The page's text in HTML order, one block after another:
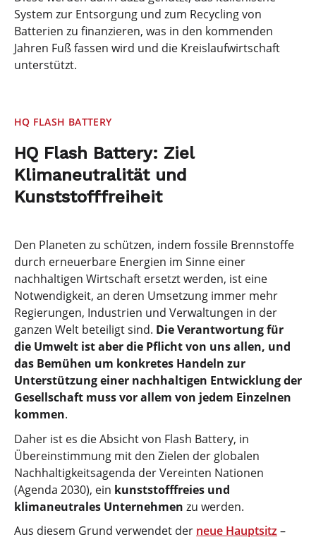
System zur Entsorgung und zum Recycling von
Batterien zu finanzieren, was in den kommenden
Jahren Fuß fassen wird und die Kreislaufwirtschaft
unterstützt.
HQ FLASH BATTERY
HQ Flash Battery: Ziel
Klimaneutralität und
Kunststofffreiheit
Den Planeten zu schützen, indem fossile Brennstoffe
durch erneuerbare Energien im Sinne einer
nachhaltigen Wirtschaft ersetzt werden, ist eine
Notwendigkeit, an deren Umsetzung immer mehr
Regierungen, Industrien und Verwaltungen in der
ganzen Welt beteiligt sind. Die Verantwortung für
die Umwelt ist aber die Pflicht von uns allen, und
das Bemühen um konkretes Handeln zur
Unterstützung einer nachhaltigen Entwicklung der
Gesellschaft muss vor allem von jedem Einzelnen
kommen.
Daher ist es die Absicht von Flash Battery, in
Übereinstimmung mit den Zielen der globalen
Nachhaltigkeitsagenda der Vereinten Nationen
(Agenda 2030), ein kunststofffreies und
klimaneutrales Unternehmen zu werden.
Aus diesem Grund verwendet der neue Hauptsitz –